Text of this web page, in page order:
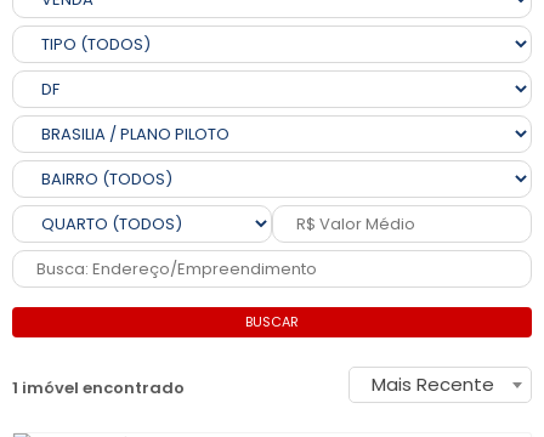
BUSCAR
1 imóvel encontrado Mais Recente